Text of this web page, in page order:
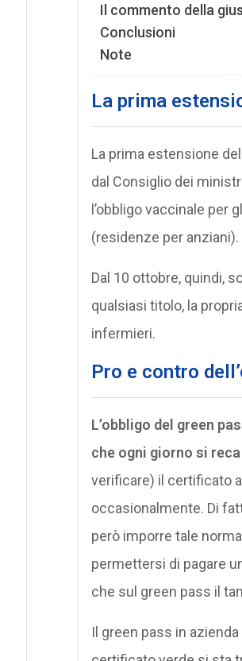
Il commento della
Conclusioni
Note
La prima
La prima estensione
dal Consiglio dei
l’obbligo vaccinale per
(residenze per anziani).
Dal 10 ottobre, quindi,
qualsiasi titolo, la
infermieri.
Pro e contro
L’obbligo del green
che ogni giorno si
verificare) il certificato
occasionalmente. Di
però imporre tale
permettersi di pagare
che sul green pass il
Il green pass in